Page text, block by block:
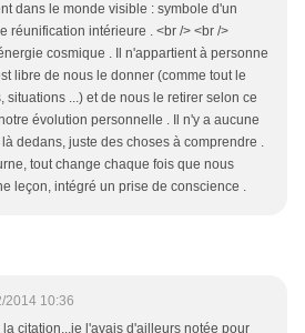
dans le monde visible : symbole d'un
réunification intérieure . <br /> <br />
cosmique . Il n'appartient à personne
libre de nous le donner (comme tout le
situations ...) et de nous le retirer selon ce
évolution personnelle . Il n'y a aucune
dedans, juste des choses à comprendre .
tout change chaque fois que nous
leçon, intégré un prise de conscience .
2014 10:36
citation...je l'avais d'ailleurs notée pour